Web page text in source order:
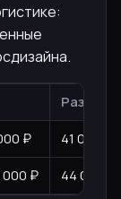
₽
41 000 кг
000 ₽ 44 000 кг